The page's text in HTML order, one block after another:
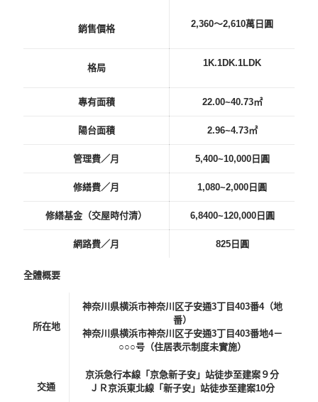
銷售價格 2,360～2,610萬日圓
格局 1K.1DK.1LDK
專有面積 22.00~40.73㎡
陽台面積 2.96~4.73㎡
管理費／月 5,400~10,000日圓
修繕費／月 1,080~2,000日圓
修繕基金（交屋時付清） 6,8400~120,000日圓
網路費／月 825日圓
全體概要
所在地
神奈川県横浜市神奈川区子安通3丁目403番4（地
番）
神奈川県横浜市神奈川区子安通3丁目403番地4－
○○○号（住居表示制度未實施）
交通
京浜急行本線「京急新子安」站徒歩至建案９分
ＪＲ京浜東北線「新子安」站徒歩至建案10分